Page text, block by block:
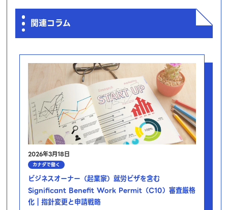
関連コラム
2026年3月18日
カナダで働く
ビジネスオーナー（起業家）就労ビザを含む
Significant Benefit Work Permit（C10）審査厳格
化｜指針変更と申請戦略